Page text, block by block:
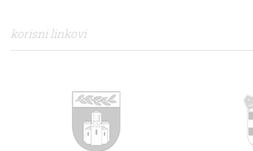
korisni linkovi